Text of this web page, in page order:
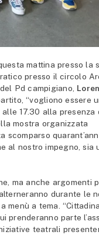
mattina presso la
presso il circolo
Pd campigiano,
“vogliono essere
17.30 alla presenza
mostra organizzata
scomparso
al nostro impegno, sia
ma anche argomenti
durante le
menù a tema.
prenderanno parte
teatrali